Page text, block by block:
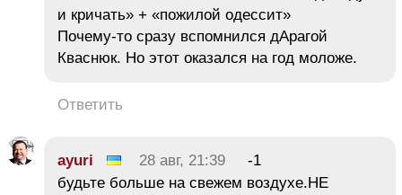
и кричать» + «пожилой одессит»
Почему-то сразу вспомнился дАрагой
Кваснюк. Но этот оказался на год моложе.
Ответить
ayuri 28 авг, 21:39
-1
будьте больше на свежем воздухе.НЕ